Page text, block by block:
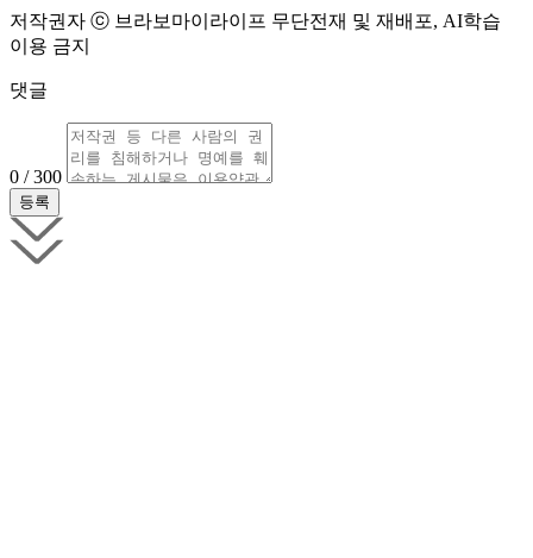
저작권자 ⓒ 브라보마이라이프 무단전재 및 재배포, AI학습
이용 금지
댓글
0 / 300